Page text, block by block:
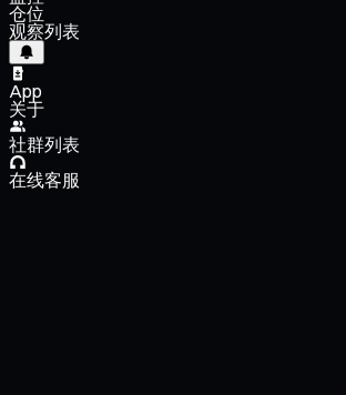
仓位
观察列表
App
关于
社群列表
在线客服